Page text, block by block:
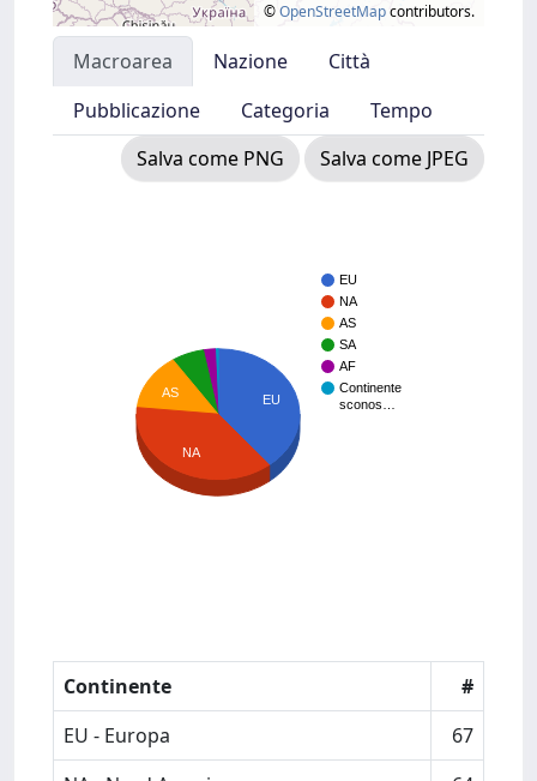
©OpenStreetMapcontributors.
Macroarea Nazione
Città
Pubblicazione
Categoria
Tempo
Salva come PNG
Salva come JPEG
EU
NA
AS
SA
AF
Continente
sconos…
EU
AS
NA
Continente
#
EU - Europa
67